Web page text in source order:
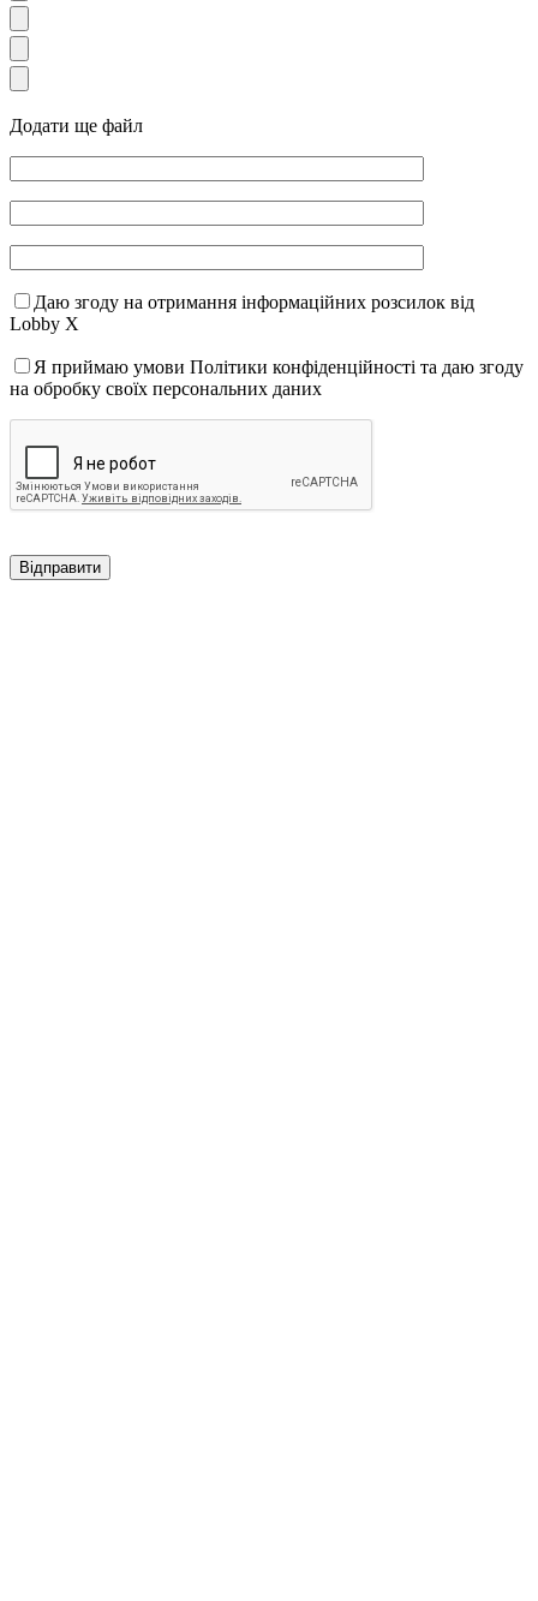
Додати ще файл
Даю згоду на отримання інформаційних розсилок від
Lobby X
Я приймаю умови Політики конфіденційності та даю згоду
на обробку своїх персональних даних